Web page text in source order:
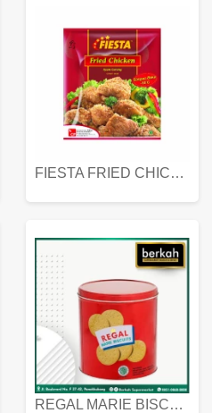
FIESTA FRIED CHICKEN 500 GR
REGAL MARIE BISCUIT KALENG 550 GRAM